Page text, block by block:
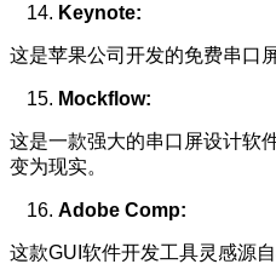
Keynote:
这是苹果公司开发的免费串口
Mockflow:
这是一款强大的串口屏设计软
变为现实。
Adobe Comp:
这款GUI软件开发工具灵感源